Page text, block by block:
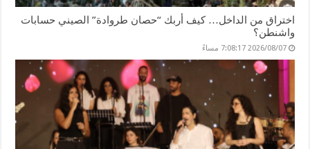
اختراق من الداخل… كيف أربك “حصان طروادة” الصيني حسابات
واشنطن؟
2026/08/07 7:08:17 مساءً